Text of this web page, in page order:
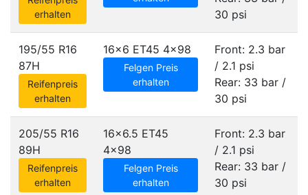
erhalten
30 psi
195/55 R16
87H
Reifenpreis
erhalten
16x6 ET45 4x98
Felgen Preis
erhalten
Front: 2.3 bar
/ 2.1 psi
Rear: 33 bar /
30 psi
205/55 R16
89H
Reifenpreis
erhalten
16x6.5 ET45
4x98
Felgen Preis
erhalten
Front: 2.3 bar
/ 2.1 psi
Rear: 33 bar /
30 psi